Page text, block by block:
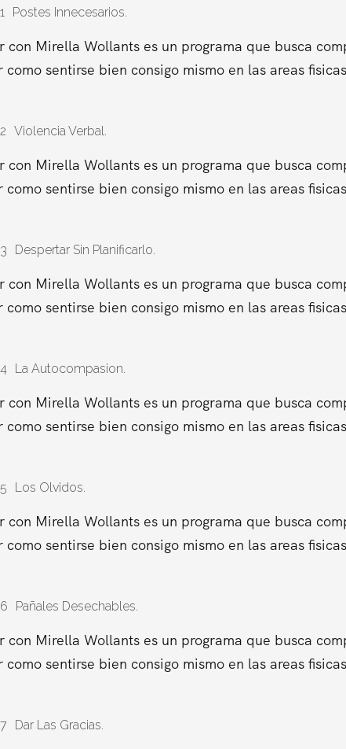
Postes Innecesarios.
con Mirella Wollants es un programa que busca
como sentirse bien consigo mismo en las areas
Violencia Verbal.
con Mirella Wollants es un programa que busca
como sentirse bien consigo mismo en las areas
Despertar Sin Planificarlo.
con Mirella Wollants es un programa que busca
como sentirse bien consigo mismo en las areas
La Autocompasion.
con Mirella Wollants es un programa que busca
como sentirse bien consigo mismo en las areas
Los Olvidos.
con Mirella Wollants es un programa que busca
como sentirse bien consigo mismo en las areas
Pañales Desechables.
con Mirella Wollants es un programa que busca
como sentirse bien consigo mismo en las areas
Dar Las Gracias.